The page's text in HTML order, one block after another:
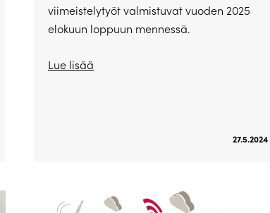
viimeistelytyöt valmistuvat vuoden 2025
elokuun loppuun mennessä.
Lue lisää
27.5.2024